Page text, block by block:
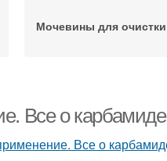
Мочевины для очистки
Все о карбамиде